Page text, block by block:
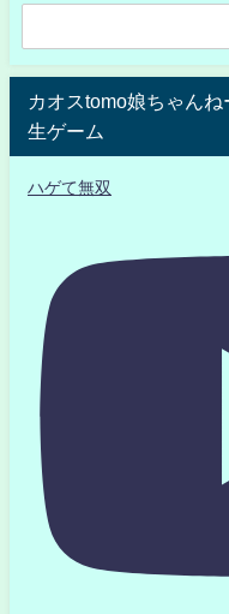
カオスtomo娘ちゃん
生ゲーム
ハゲて無双